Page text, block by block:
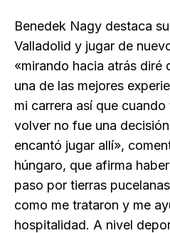
Benedek Nagy destaca
Valladolid y jugar de
«mirando hacia atrás diré
una de las mejores
mi carrera así que
volver no fue una
encantó jugar allí»,
húngaro, que afirma
paso por tierras
como me trataron y me
hospitalidad. A nivel